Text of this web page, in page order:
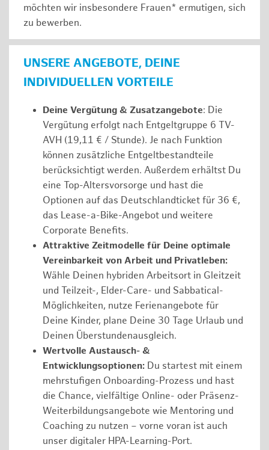
möchten wir insbesondere Frauen* ermutigen, sich
zu bewerben.
UNSERE ANGEBOTE, DEINE
INDIVIDUELLEN VORTEILE
Deine Vergütung & Zusatzangebote: Die
Vergütung erfolgt nach Entgeltgruppe 6 TV-
AVH (19,11 € / Stunde). Je nach Funktion
können zusätzliche Entgeltbestandteile
berücksichtigt werden. Außerdem erhältst Du
eine Top-Altersvorsorge und hast die
Optionen auf das Deutschlandticket für 36 €,
das Lease-a-Bike-Angebot und weitere
Corporate Benefits.
Attraktive Zeitmodelle für Deine optimale
Vereinbarkeit von Arbeit und Privatleben:
Wähle Deinen hybriden Arbeitsort in Gleitzeit
und Teilzeit-, Elder-Care- und Sabbatical-
Möglichkeiten, nutze Ferienangebote für
Deine Kinder, plane Deine 30 Tage Urlaub und
Deinen Überstundenausgleich.
Wertvolle Austausch- &
Entwicklungsoptionen: Du startest mit einem
mehrstufigen Onboarding-Prozess und hast
die Chance, vielfältige Online- oder Präsenz-
Weiterbildungsangebote wie Mentoring und
Coaching zu nutzen – vorne voran ist auch
unser digitaler HPA-Learning-Port.